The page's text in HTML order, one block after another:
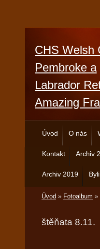
CHS Welsh
Pembroke a
Labrador
Amazing
Úvod O nás
Kontakt Archiv
Archiv 2019
Úvod » Fotoalbum »
štěňata 8.11.